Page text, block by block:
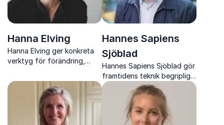
Hanna Elving
Hanna Elving ger konkreta
verktyg för förändring,
partnerskap som tar
organisationer vidare
Hannes Sapiens
Sjöblad
Hannes Sapiens Sjöblad gör
framtidens teknik begriplig
och visar hur den påverkar
människor, organisationer
och samhälle